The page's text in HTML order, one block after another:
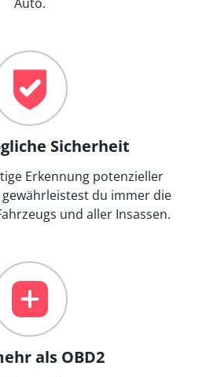
Sicherheit
Erkennung potenzieller
du immer die
und aller Insassen.
als OBD2